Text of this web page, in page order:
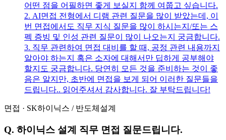
어떤 점을 어필하면 좋게 보실지 함께 여쭙고 싶습니다.
2. AI면접 전형에서 디램 관련 질문을 많이 받았는데, 이
번 면접에서도 직무 지식 질문을 많이 하시는지/또는 스
펙 증빙 및 인성 관련 질문이 많이 나오는지 궁금합니다.
3. 직무 관련하여 면접 대비를 할 때, 공정 관련 내용까지
알아야 하는지 혹은 소자에 대해서만 딥하게 공부해야
할지도 궁금합니다. 당연히 모든 것을 준비하는 것이 좋
음은 알지만, 초반에 면접을 보게 되어 이러한 질문들을
드립니다.. 읽어주셔서 감사합니다. 잘 부탁드립니다!
면접 · SK하이닉스 / 반도체설계
Q. 하이닉스 설계 직무 면접 질문드립니다.